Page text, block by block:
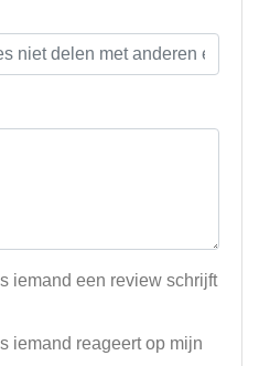
iemand een review schrijft
iemand reageert op mijn